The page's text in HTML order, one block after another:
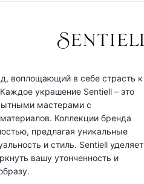
воплощающий в себе страсть к
украшение Sentiell – это
мастерами с
Коллекции бренда
предлагая уникальные
и стиль. Sentiell уделяет
вашу утонченность и